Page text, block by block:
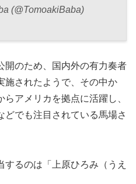
(@TomoakiBaba)
開のため、国内外の有力奏者
施されたようで、その中か
アメリカを拠点に活躍し、
でも注目されている馬場さ
るのは「上原ひろみ（うえ